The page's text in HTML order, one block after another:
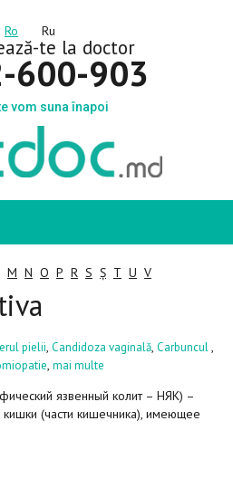
Ro Ru
te la doctor
600-903
vom suna înapoi
M N O P R S Ș T U V
pielii, Candidoza vaginală, Carbuncul,
, mai multe
язвенный колит – НЯК) –
кишки (части кишечника), имеющее